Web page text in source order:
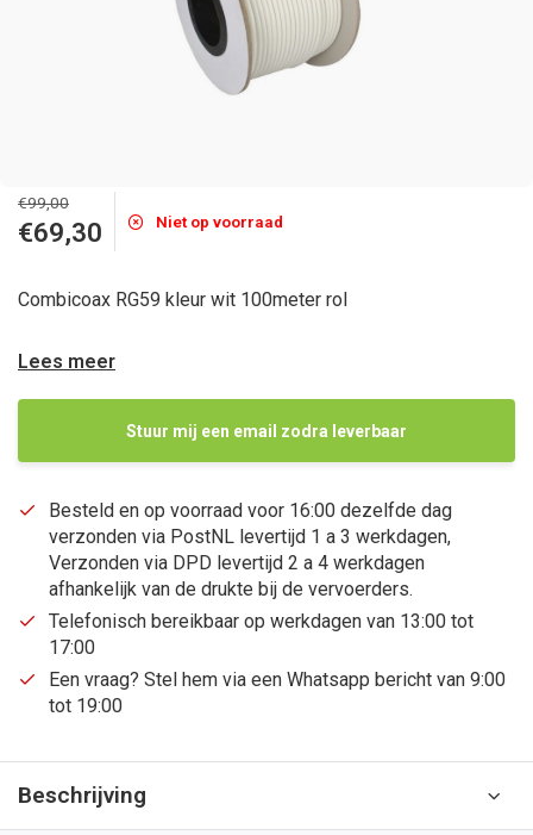
€99,00
€69,30 Niet op voorraad
Combicoax RG59 kleur wit 100meter rol
Lees meer
Stuur mij een email zodra leverbaar
Besteld en op voorraad voor 16:00 dezelfde dag
verzonden via PostNL levertijd 1 a 3 werkdagen,
Verzonden via DPD levertijd 2 a 4 werkdagen
afhankelijk van de drukte bij de vervoerders.
Telefonisch bereikbaar op werkdagen van 13:00 tot
17:00
Een vraag? Stel hem via een Whatsapp bericht van 9:00
tot 19:00
Beschrijving